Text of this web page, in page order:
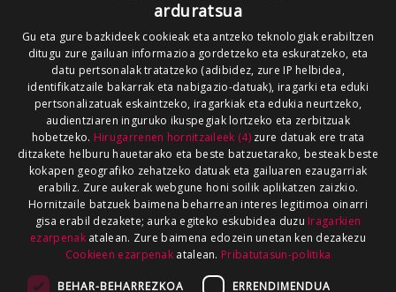
arduratsua
Gu eta gure bazkideek cookieak eta antzeko teknologiak erabiltzen
ditugu zure gailuan informazioa gordetzeko eta eskuratzeko, eta
datu pertsonalak tratatzeko (adibidez, zure IP helbidea,
identifikatzaile bakarrak eta nabigazio-datuak), iragarki eta eduki
pertsonalizatuak eskaintzeko, iragarkiak eta edukia neurtzeko,
audientziaren inguruko ikuspegiak lortzeko eta zerbitzuak
hobetzeko. Hirugarrenen hornitzaileek (4)zure datuak ere trata
ditzakete helburu hauetarako eta beste batzuetarako, besteak beste
kokapen geografiko zehatzeko datuak eta gailuaren ezaugarriak
erabiliz. Zure aukerak webgune honi soilik aplikatzen zaizkio.
Hornitzaile batzuek baimena beharrean interes legitimoa oinarri
gisa erabil dezakete; aurka egiteko eskubidea duzu Iragarkien
ezarpenakatalean. Zure baimena edozein unetan ken dezakezu
Cookieen ezarpenak atalean. Pribatutasun-politika
BEHAR-BEHARREZKOA ERRENDIMENDUA